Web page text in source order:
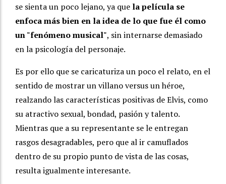
se sienta un poco lejano, ya que la película se
enfoca más bien en la idea de lo que fue él como
un "fenómeno musical", sin internarse demasiado
en la psicología del personaje.
Es por ello que se caricaturiza un poco el relato, en el
sentido de mostrar un villano versus un héroe,
realzando las características positivas de Elvis, como
su atractivo sexual, bondad, pasión y talento.
Mientras que a su representante se le entregan
rasgos desagradables, pero que al ir camuflados
dentro de su propio punto de vista de las cosas,
resulta igualmente interesante.